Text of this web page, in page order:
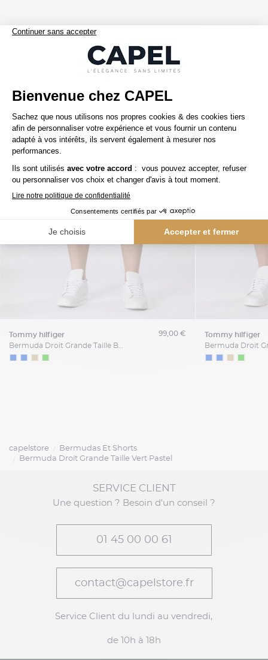
Nos clients aiment aussi
tommy hilfiger
Bermuda Droit Grande Taille Beige
99,00 € tommy hilfiger
capelstore
Bermudas Et Shorts
Bermuda Droit Grande Taille Vert Pastel
SERVICE CLIENT
Une question ? Besoin d'un conseil ?
01 45 00 00 61
contact@capelstore.fr
Service Client du lundi au vendredi,
de 10h à 18h